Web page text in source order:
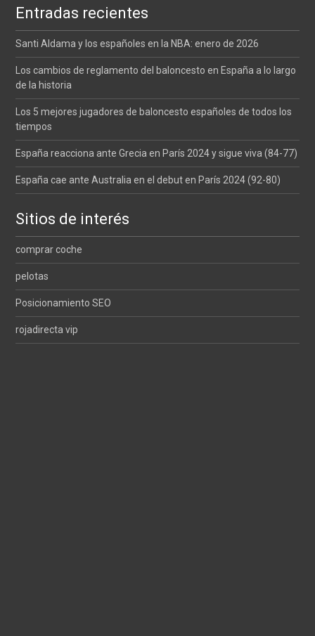
entradas
Entradas recientes
Santi Aldama y los españoles en la NBA: enero de 2026
Los cambios de reglamento del baloncesto en España a lo largo
de la historia
Los 5 mejores jugadores de baloncesto españoles de todos los
tiempos
España reacciona ante Grecia en París 2024 y sigue viva (84-77)
España cae ante Australia en el debut en París 2024 (92-80)
Sitios de interés
comprar coche
pelotas
Posicionamiento SEO
rojadirecta vip